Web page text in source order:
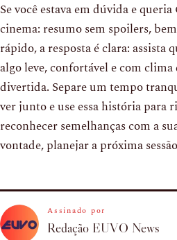
Se você estava em dúvida e
cinema: resumo sem spoilers,
rápido, a resposta é clara: assista
algo leve, confortável e com
divertida. Separe um tempo
ver junto e use essa história para
reconhecer semelhanças com a
vontade, planejar a próxima
Assinado por
Redação EUVO News